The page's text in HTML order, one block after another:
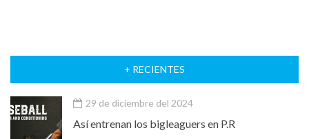
+ RECIENTES
29 de diciembre del 2024
Así entrenan los bigleaguers en P.R